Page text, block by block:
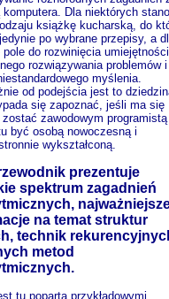
komputera. Dla niektórych
książkę kucharską, do
po wybrane przepisy, a
do rozwinięcia umiejętności
rozwiązywania problemów i
myślenia.
od podejścia jest to
się zapoznać, jeśli ma się
zawodowym
być osobą nowoczesną i
wykształconą.
prezentuje
spektrum zagadnień
na temat struktur
technik
metod
tu poparta przykładowymi